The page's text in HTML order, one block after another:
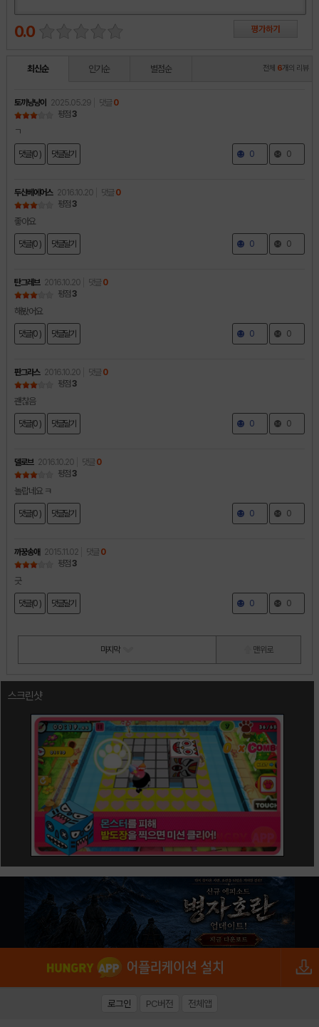
0.0
최신순 인기순 별점순 전체 6개의 리뷰
토끼냥냥이 2025.05.29 댓글 0
평점 3
ㄱ
댓글(0 ) 댓글달기 0 0
두산베에어스 2016.10.20 댓글 0
평점 3
좋아요
댓글(0 ) 댓글달기 0 0
탄그레브 2016.10.20 댓글 0
평점 3
해봤어요
댓글(0 ) 댓글달기 0 0
판그라스 2016.10.20 댓글 0
평점 3
괜찮음
댓글(0 ) 댓글달기 0 0
델로브 2016.10.20 댓글 0
평점 3
놀랍네요 ㅋ
댓글(0 ) 댓글달기 0 0
까꿍송애 2015.11.02 댓글 0
평점 3
긋
댓글(0 ) 댓글달기 0 0
마지막 맨 위로
스크린샷
로그인 PC버전 전체앱